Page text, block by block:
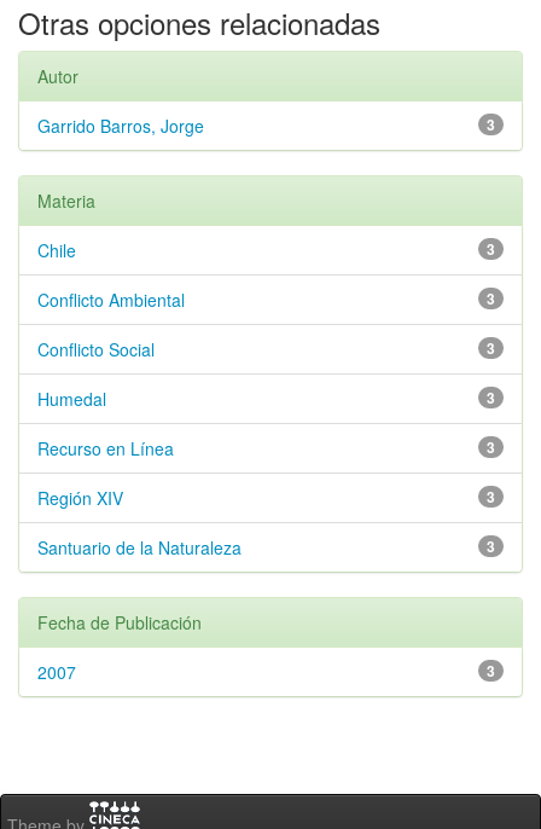
Otras opciones relacionadas
Autor
3
Garrido Barros, Jorge
Materia
3
Chile
3
Conflicto Ambiental
3
Conflicto Social
3
Humedal
3
Recurso en Línea
3
Región XIV
3
Santuario de la Naturaleza
Fecha de Publicación
3
2007